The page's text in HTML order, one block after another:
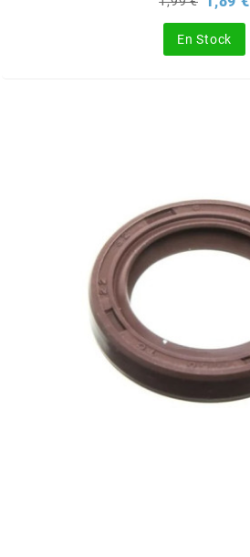
LETHAL THREAT
LOCKFORCE
LOCTITE
base
En Stock